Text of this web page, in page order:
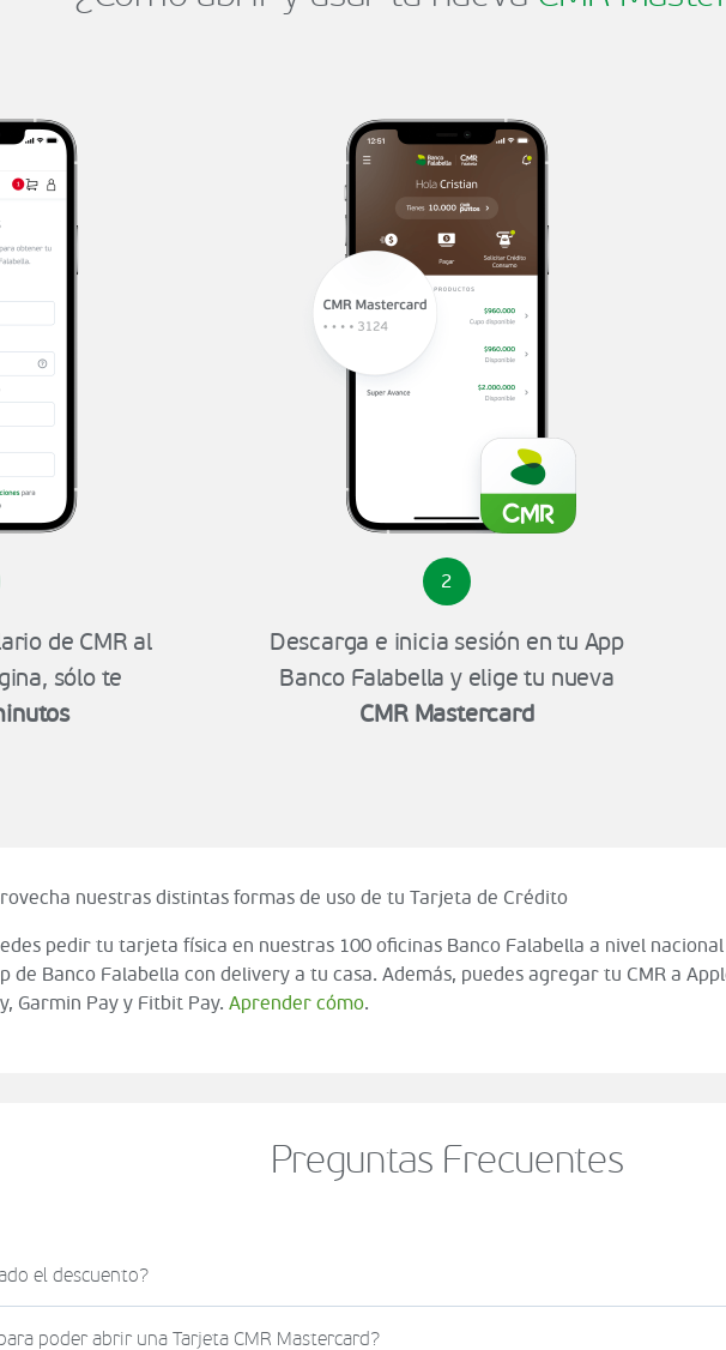
de CMR al
sólo te
2
Descarga e inicia sesión en tu App
Banco Falabella y elige tu nueva
CMR Mastercard
nuestras distintas formas de uso de tu Tarjeta de Crédito
pedir tu tarjeta física en nuestras 100 oficinas Banco Falabella a nivel
de Banco Falabella con delivery a tu casa. Además, puedes agregar tu CMR a
Garmin Pay y Fitbit Pay. Aprender cómo.
Preguntas Frecuentes
el descuento?
poder abrir una Tarjeta CMR Mastercard?